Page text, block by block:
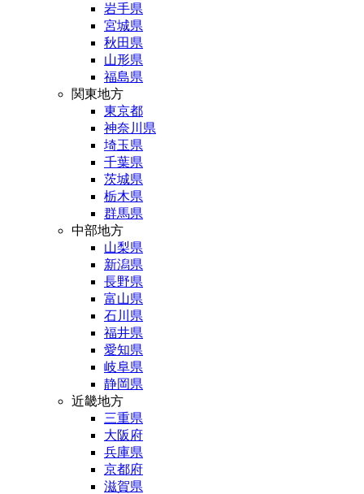
岩手県
宮城県
秋田県
山形県
福島県
関東地方
東京都
神奈川県
埼玉県
千葉県
茨城県
栃木県
群馬県
中部地方
山梨県
新潟県
長野県
富山県
石川県
福井県
愛知県
岐阜県
静岡県
近畿地方
三重県
大阪府
兵庫県
京都府
滋賀県